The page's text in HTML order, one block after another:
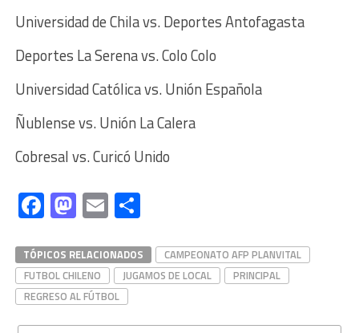
Universidad de Chila vs. Deportes Antofagasta
Deportes La Serena vs. Colo Colo
Universidad Católica vs. Unión Española
Ñublense vs. Unión La Calera
Cobresal vs. Curicó Unido
Facebook
Mastodon
EmailCompartir
TÓPICOS RELACIONADOS
CAMPEONATO AFP PLANVITAL
FUTBOL CHILENO
JUGAMOS DE LOCAL
PRINCIPAL
REGRESO AL FÚTBOL